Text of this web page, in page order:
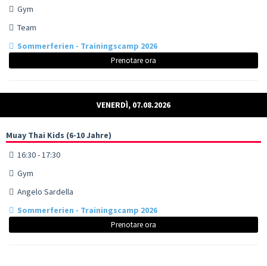
Gym
Team
Sommerferien - Trainingscamp 2026
Prenotare ora
VENERDÌ, 07.08.2026
Muay Thai Kids (6-10 Jahre)
16:30 - 17:30
Gym
Angelo Sardella
Sommerferien - Trainingscamp 2026
Prenotare ora